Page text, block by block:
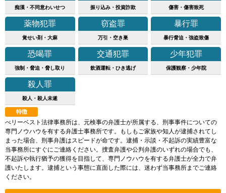
痴漢・不同意わいせつ 振り込み・投資詐欺 傷害・傷害致死
薬物犯罪
覚せい剤・大麻
窃盗罪
万引・空き巣
暴行罪
暴行脅迫・強盗致傷
恐喝罪
強制・脅迫・脅し取り
交通犯罪
飲酒運転・ひき逃げ
少年犯罪
保護観察・少年院
殺人罪
殺人・殺人未遂
特徴
べリーベスト法律事務所は、元検事の弁護士が所属する、刑事事件についての
専門ノウハウを有する弁護士事務所です。もしもご家族や知人が逮捕されてし
まった場合、刑事弁護はスピードが命です。逮捕・示談・不起訴の実績豊富な
当事務所にすぐにご連絡ください。捜査弁護や公判弁護のいずれの場合でも、
不起訴や執行猶予の獲得を目指して、専門ノウハウを有する弁護士が全力で弁
護いたします。逮捕という事態に直面した際には、迷わず当事務所までご連絡
ください。